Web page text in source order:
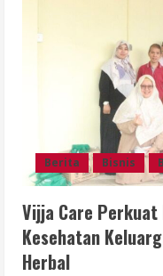
Berita Bisnis
Vijja Care
Kesehatan
Herbal